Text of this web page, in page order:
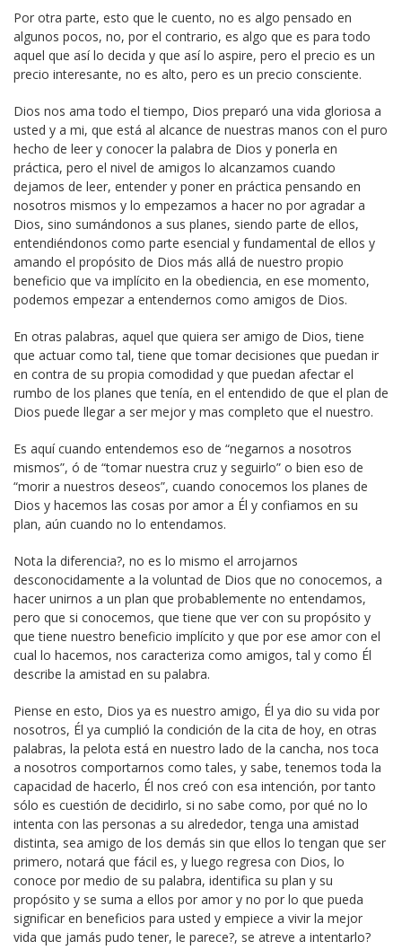
Por otra parte, esto que le cuento, no es algo pensado en
algunos pocos, no, por el contrario, es algo que es para todo
aquel que así lo decida y que así lo aspire, pero el precio es un
precio interesante, no es alto, pero es un precio consciente.
Dios nos ama todo el tiempo, Dios preparó una vida gloriosa a
usted y a mi, que está al alcance de nuestras manos con el puro
hecho de leer y conocer la palabra de Dios y ponerla en
práctica, pero el nivel de amigos lo alcanzamos cuando
dejamos de leer, entender y poner en práctica pensando en
nosotros mismos y lo empezamos a hacer no por agradar a
Dios, sino sumándonos a sus planes, siendo parte de ellos,
entendiéndonos como parte esencial y fundamental de ellos y
amando el propósito de Dios más allá de nuestro propio
beneficio que va implícito en la obediencia, en ese momento,
podemos empezar a entendernos como amigos de Dios.
En otras palabras, aquel que quiera ser amigo de Dios, tiene
que actuar como tal, tiene que tomar decisiones que puedan ir
en contra de su propia comodidad y que puedan afectar el
rumbo de los planes que tenía, en el entendido de que el plan de
Dios puede llegar a ser mejor y mas completo que el nuestro.
Es aquí cuando entendemos eso de “negarnos a nosotros
mismos”, ó de “tomar nuestra cruz y seguirlo” o bien eso de
“morir a nuestros deseos”, cuando conocemos los planes de
Dios y hacemos las cosas por amor a Él y confiamos en su
plan, aún cuando no lo entendamos.
Nota la diferencia?, no es lo mismo el arrojarnos
desconocidamente a la voluntad de Dios que no conocemos, a
hacer unirnos a un plan que probablemente no entendamos,
pero que si conocemos, que tiene que ver con su propósito y
que tiene nuestro beneficio implícito y que por ese amor con el
cual lo hacemos, nos caracteriza como amigos, tal y como Él
describe la amistad en su palabra.
Piense en esto, Dios ya es nuestro amigo, Él ya dio su vida por
nosotros, Él ya cumplió la condición de la cita de hoy, en otras
palabras, la pelota está en nuestro lado de la cancha, nos toca
a nosotros comportarnos como tales, y sabe, tenemos toda la
capacidad de hacerlo, Él nos creó con esa intención, por tanto
sólo es cuestión de decidirlo, si no sabe como, por qué no lo
intenta con las personas a su alrededor, tenga una amistad
distinta, sea amigo de los demás sin que ellos lo tengan que ser
primero, notará que fácil es, y luego regresa con Dios, lo
conoce por medio de su palabra, identifica su plan y su
propósito y se suma a ellos por amor y no por lo que pueda
significar en beneficios para usted y empiece a vivir la mejor
vida que jamás pudo tener, le parece?, se atreve a intentarlo?